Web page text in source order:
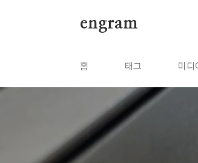
engram
홈 태그 미디